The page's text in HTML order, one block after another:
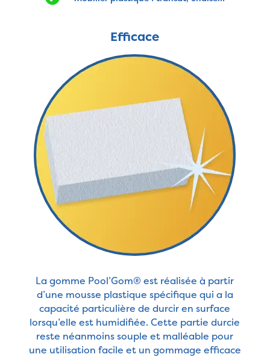
Efficace
La gomme Pool’Gom® est réalisée à partir
d’une mousse plastique spécifique qui a la
capacité particulière de durcir en surface
lorsqu’elle est humidifiée. Cette partie durcie
reste néanmoins souple et malléable pour
une utilisation facile et un gommage efficace